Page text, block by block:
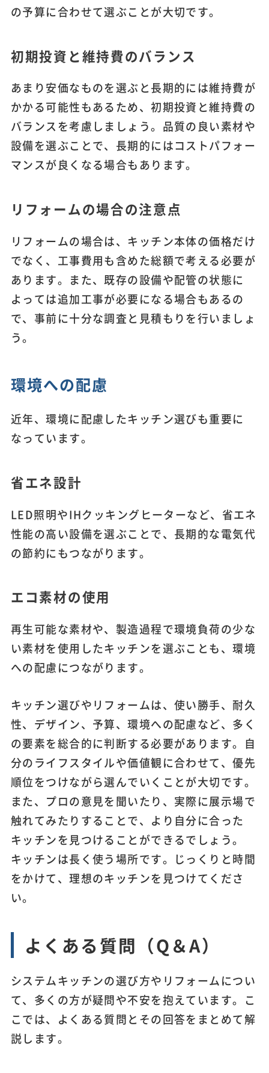
の予算に合わせて選ぶことが大切です。
初期投資と維持費のバランス
あまり安価なものを選ぶと長期的には維持費が
かかる可能性もあるため、初期投資と維持費の
バランスを考慮しましょう。品質の良い素材や
設備を選ぶことで、長期的にはコストパフォー
マンスが良くなる場合もあります。
リフォームの場合の注意点
リフォームの場合は、キッチン本体の価格だけ
でなく、工事費用も含めた総額で考える必要が
あります。また、既存の設備や配管の状態に
よっては追加工事が必要になる場合もあるの
で、事前に十分な調査と見積もりを行いましょ
う。
環境への配慮
近年、環境に配慮したキッチン選びも重要に
なっています。
省エネ設計
LED照明やIHクッキングヒーターなど、省エネ
性能の高い設備を選ぶことで、長期的な電気代
の節約にもつながります。
エコ素材の使用
再生可能な素材や、製造過程で環境負荷の少な
い素材を使用したキッチンを選ぶことも、環境
への配慮につながります。
キッチン選びやリフォームは、使い勝手、耐久
性、デザイン、予算、環境への配慮など、多く
の要素を総合的に判断する必要があります。自
分のライフスタイルや価値観に合わせて、優先
順位をつけながら選んでいくことが大切です。
また、プロの意見を聞いたり、実際に展示場で
触れてみたりすることで、より自分に合った
キッチンを見つけることができるでしょう。
キッチンは長く使う場所です。じっくりと時間
をかけて、理想のキッチンを見つけてくださ
い。
よくある質問（Q＆A）
システムキッチンの選び方やリフォームについ
て、多くの方が疑問や不安を抱えています。こ
こでは、よくある質問とその回答をまとめて解
説します。